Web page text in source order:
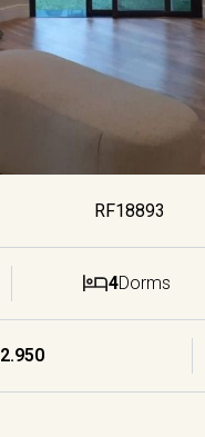
RF18893
4Dorms